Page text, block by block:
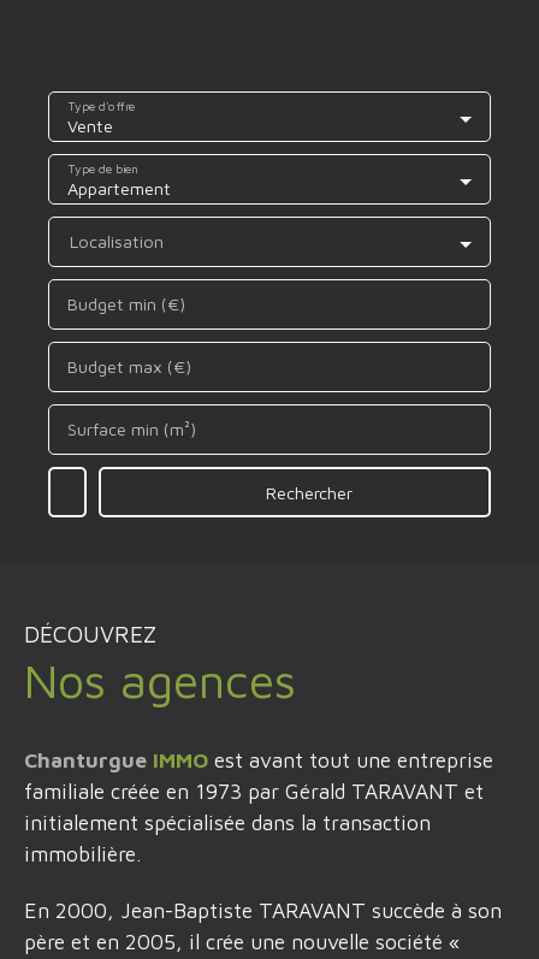
Vente
Type d'offre
Appartement
Type de bien
Localisation
Budget min (€)
Budget max (€)
Surface min (m²)
Rechercher
DÉCOUVREZ
Nos agences
Chanturgue IMMO est avant tout une entreprise
familiale créée en 1973 par Gérald TARAVANT et
initialement spécialisée dans la transaction
immobilière.
En 2000, Jean-Baptiste TARAVANT succède à son
père et en 2005, il crée une nouvelle société «